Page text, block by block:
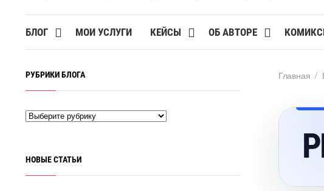
БЛОГ МОИ УСЛУГИ КЕЙСЫ ОБ АВТОРЕ
Главная /
РУБРИКИ БЛОГА
НОВЫЕ СТАТЬИ